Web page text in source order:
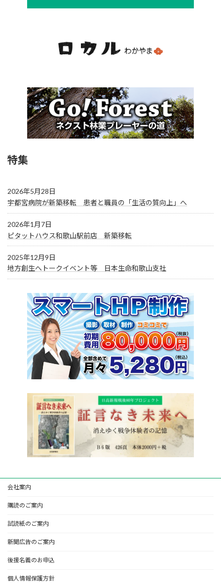
特集
2026年5月28日
宇都宮病院が新築移転 患者と職員の「生活の質向上」へ
2026年1月7日
ピタットハウス和歌山駅前店 新築移転
2025年12月9日
地方創生へトークイベント等 日本生命和歌山支社
会社案内
購読のご案内
試読紙のご案内
新聞広告のご案内
後援名義のお申込
個人情報保護方針